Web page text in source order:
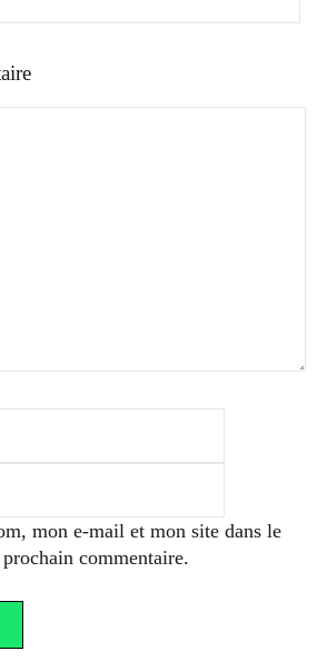
mon e-mail et mon site dans le
commentaire.